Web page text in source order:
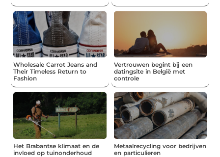
Wholesale Carrot Jeans and
Their Timeless Return to
Fashion
Vertrouwen begint bij een
datingsite in België met
controle
Het Brabantse klimaat en de
invloed op tuinonderhoud
Metaalrecycling voor bedrijven
en particulieren